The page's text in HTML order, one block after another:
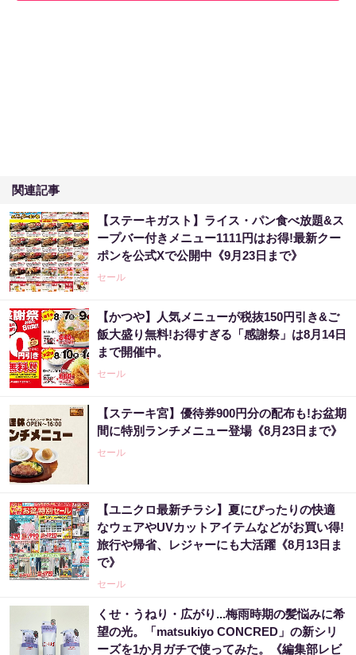
関連記事
【ステーキガスト】ライス・パン食べ放題&ス
ープバー付きメニュー1111円はお得!最新クー
ポンを公式Xで公開中《9月23日まで》
セール
【かつや】人気メニューが税抜150円引き&ご
飯大盛り無料!お得すぎる「感謝祭」は8月14日
まで開催中。
セール
【ステーキ宮】優待券900円分の配布も!お盆期
間に特別ランチメニュー登場《8月23日まで》
セール
【ユニクロ最新チラシ】夏にぴったりの快適
なウェアやUVカットアイテムなどがお買い得!
旅行や帰省、レジャーにも大活躍《8月13日ま
で》
セール
くせ・うねり・広がり...梅雨時期の髪悩みに希
望の光。「matsukiyo CONCRED」の新シリ
ーズを1か月ガチで使ってみた。《編集部レビ